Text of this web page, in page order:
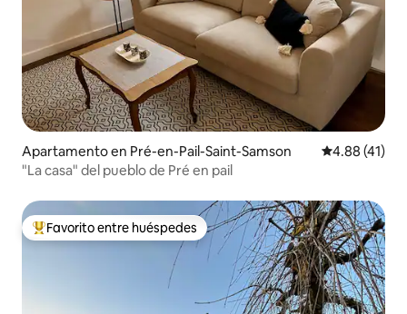
Apartamento en Pré-en-Pail-Saint-Samson Calificación
4.88 (41)
"La casa" del pueblo de Pré en pail
Favorito entre huéspedes preferido
Favorito entre huéspedes